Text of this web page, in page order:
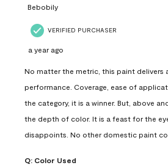
Bebobily
VERIFIED PURCHASER
a year ago
No matter the metric, this paint delivers
performance. Coverage, ease of
the category, it is a winner. But, above
the depth of color. It is a feast for the
disappoints. No other domestic paint
Q: Color Used